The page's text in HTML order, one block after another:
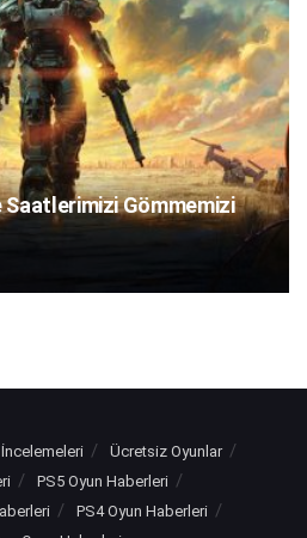
Saatlerimizi Gömmemizi
Ücretsiz Oyunlar
PS5 Oyun Haberleri
PS4 Oyun Haberleri